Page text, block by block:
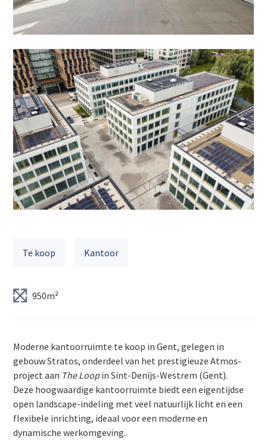
Te koop Kantoor
950m²
Moderne kantoorruimte te koop in Gent, gelegen in
gebouw Stratos, onderdeel van het prestigieuze Atmos-
project aan The Loopin Sint-Denijs-Westrem (Gent).
Deze hoogwaardige kantoorruimte biedt een eigentijdse
open landscape-indeling met veel natuurlijk licht en een
flexibele inrichting, ideaal voor een moderne en
dynamische werkomgeving.